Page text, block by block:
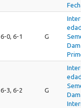
6-0, 6-1 G
6-3, 6-2 G